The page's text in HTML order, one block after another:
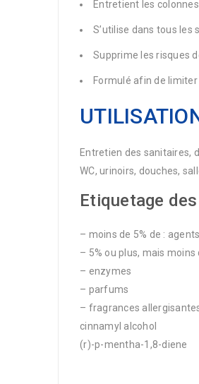
Entretient les
S’utilise dans tous
Supprime les risques
Formulé afin de
Entretien des sanitaires,
WC, urinoirs, douches,
Etiquetage
– moins de 5% de :
– 5% ou plus, mais
– enzymes
– parfums
– fragrances
cinnamyl alcohol
(r)-p-mentha-1,8-diene